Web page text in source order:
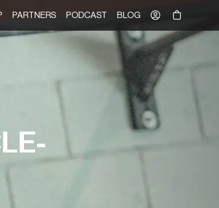
PARTNERS PODCAST BLOG Tu Carrito